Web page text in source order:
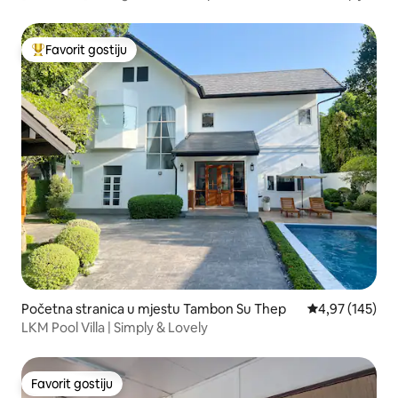
Glavni favorit gostiju
Favorit gostiju
Početna stranica u mjestu Tambon Su Thep prosječna
4,97 (145)
LKM Pool Villa | Simply & Lovely
Favorit gostiju
Favorit gostiju